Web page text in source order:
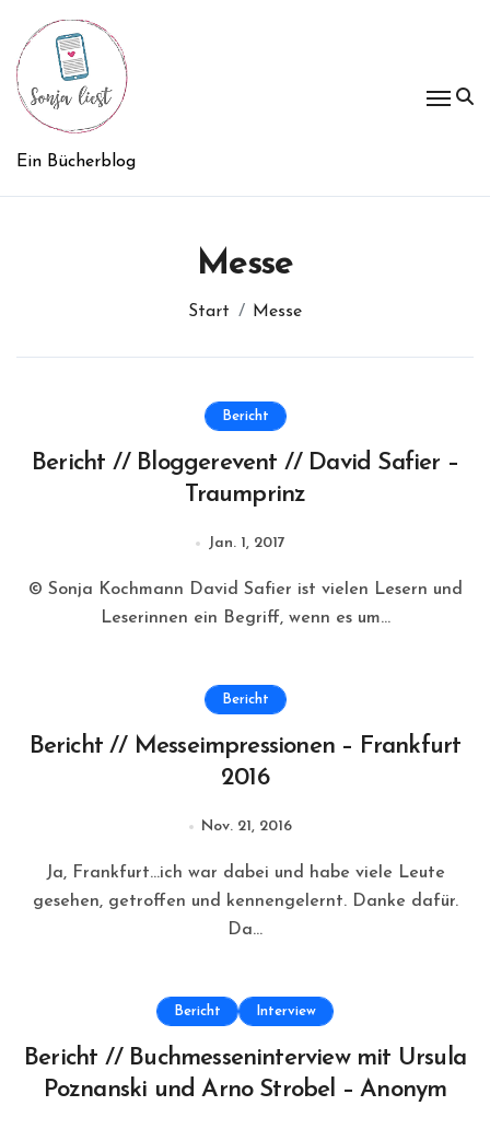
Inhalt
springen
Ein Bücherblog
Messe
Start Messe
Bericht
Bericht // Bloggerevent // David Safier –
Traumprinz
Jan. 1, 2017
© Sonja Kochmann David Safier ist vielen Lesern und
Leserinnen ein Begriff, wenn es um...
Bericht
Bericht // Messeimpressionen – Frankfurt
2016
Nov. 21, 2016
Ja, Frankfurt…ich war dabei und habe viele Leute
gesehen, getroffen und kennengelernt. Danke dafür.
Da...
Bericht Interview
Bericht // Buchmesseninterview mit Ursula
Poznanski und Arno Strobel – Anonym